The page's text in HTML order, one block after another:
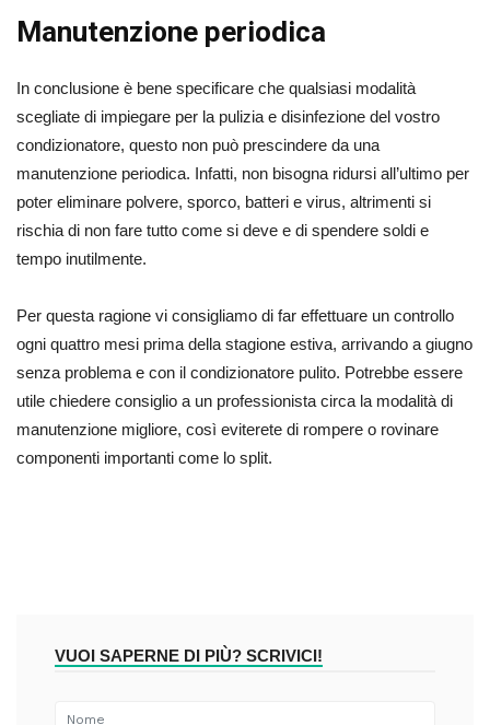
Manutenzione periodica
In conclusione è bene specificare che qualsiasi modalità
scegliate di impiegare per la pulizia e disinfezione del vostro
condizionatore, questo non può prescindere da una
manutenzione periodica. Infatti, non bisogna ridursi all’ultimo per
poter eliminare polvere, sporco, batteri e virus, altrimenti si
rischia di non fare tutto come si deve e di spendere soldi e
tempo inutilmente.
Per questa ragione vi consigliamo di far effettuare un controllo
ogni quattro mesi prima della stagione estiva, arrivando a giugno
senza problema e con il condizionatore pulito. Potrebbe essere
utile chiedere consiglio a un professionista circa la modalità di
manutenzione migliore, così eviterete di rompere o rovinare
componenti importanti come lo split.
VUOI SAPERNE DI PIÙ? SCRIVICI!